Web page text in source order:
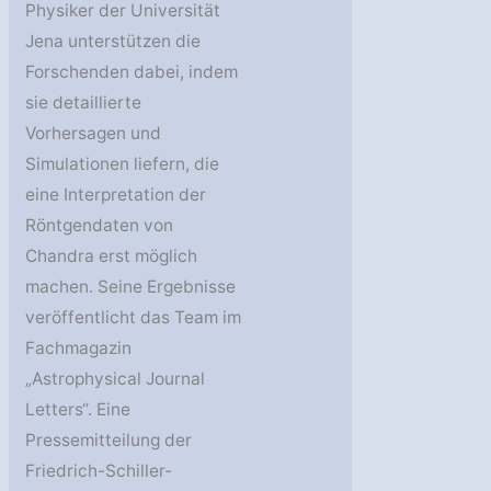
Physiker der Universität
Jena unterstützen die
Forschenden dabei, indem
sie detaillierte
Vorhersagen und
Simulationen liefern, die
eine Interpretation der
Röntgendaten von
Chandra erst möglich
machen. Seine Ergebnisse
veröffentlicht das Team im
Fachmagazin
„Astrophysical Journal
Letters“. Eine
Pressemitteilung der
Friedrich-Schiller-